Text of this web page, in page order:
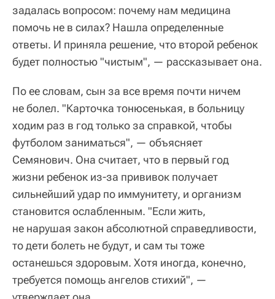
задалась вопросом: почему нам медицина
помочь не в силах? Нашла определенные
ответы. И приняла решение, что второй ребенок
будет полностью "чистым", — рассказывает она.
По ее словам, сын за все время почти ничем
не болел. "Карточка тонюсенькая, в больницу
ходим раз в год только за справкой, чтобы
футболом заниматься", — объясняет
Семянович. Она считает, что в первый год
жизни ребенок из-за прививок получает
сильнейший удар по иммунитету, и организм
становится ослабленным. "Если жить,
не нарушая закон абсолютной справедливости,
то дети болеть не будут, и сам ты тоже
останешься здоровым. Хотя иногда, конечно,
требуется помощь ангелов стихий", —